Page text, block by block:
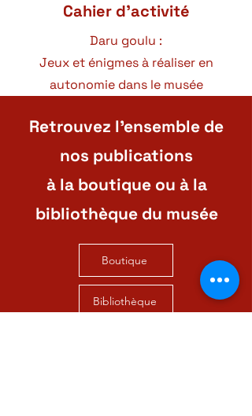
Cahier d'activité
Daru goulu :
Jeux et énigmes à réaliser en
autonomie dans le musée
Retrouvez l'ensemble de
nos publications
à la boutique ou à la
bibliothèque du musée
Boutique
Bibliothèque